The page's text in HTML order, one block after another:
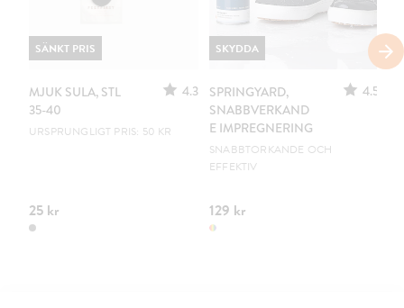
MJUK SULA, STL
35-40
4.3
URSPRUNGLIGT PRIS: 50 KR
25 kr
SÄNKT PRIS
SPRINGYARD,
SNABBVERKAND
E IMPREGNERING
4.5
SNABBTORKANDE OCH
EFFEKTIV
129 kr
SKYDDA